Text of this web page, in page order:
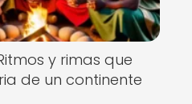
y rimas que
de un continente